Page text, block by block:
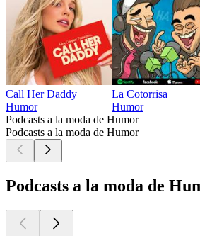
Call Her Daddy
Humor
La Cotorrisa
Humor
Podcasts a la moda de Humor
Podcasts a la moda de Humor
Podcasts a la moda de